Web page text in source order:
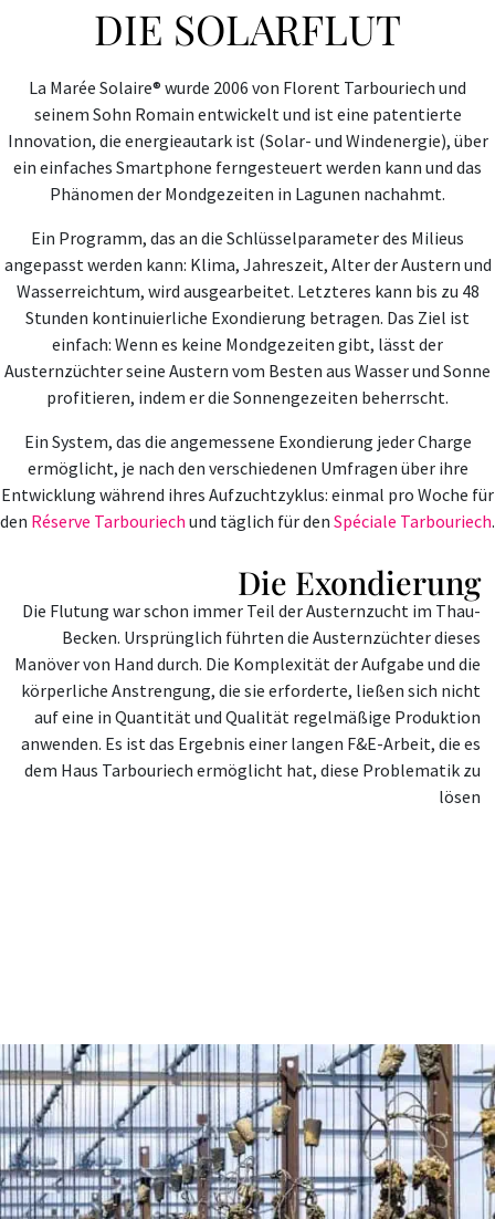
DIE SOLARFLUT
La Marée Solaire® wurde 2006 von Florent Tarbouriech und
seinem Sohn Romain entwickelt und ist eine patentierte
Innovation, die energieautark ist (Solar- und Windenergie), über
ein einfaches Smartphone ferngesteuert werden kann und das
Phänomen der Mondgezeiten in Lagunen nachahmt.
Ein Programm, das an die Schlüsselparameter des Milieus
angepasst werden kann: Klima, Jahreszeit, Alter der Austern und
Wasserreichtum, wird ausgearbeitet. Letzteres kann bis zu 48
Stunden kontinuierliche Exondierung betragen. Das Ziel ist
einfach: Wenn es keine Mondgezeiten gibt, lässt der
Austernzüchter seine Austern vom Besten aus Wasser und Sonne
profitieren, indem er die Sonnengezeiten beherrscht.
Ein System, das die angemessene Exondierung jeder Charge
ermöglicht, je nach den verschiedenen Umfragen über ihre
Entwicklung während ihres Aufzuchtzyklus: einmal pro Woche für
den Réserve Tarbouriech und täglich für den Spéciale Tarbouriech.
Die Exondierung
Die Flutung war schon immer Teil der Austernzucht im Thau-
Becken. Ursprünglich führten die Austernzüchter dieses
Manöver von Hand durch. Die Komplexität der Aufgabe und die
körperliche Anstrengung, die sie erforderte, ließen sich nicht
auf eine in Quantität und Qualität regelmäßige Produktion
anwenden. Es ist das Ergebnis einer langen F&E-Arbeit, die es
dem Haus Tarbouriech ermöglicht hat, diese Problematik zu
lösen